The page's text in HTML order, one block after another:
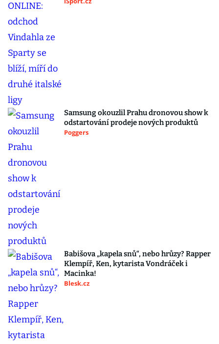
Samsung okouzlil Prahu dronovou show k
odstartování prodeje nových produktů
Poggers
Babišova „kapela snů“, nebo hrůzy? Rapper
Klempíř, Ken, kytarista Vondráček i
Macinka!
Blesk.cz